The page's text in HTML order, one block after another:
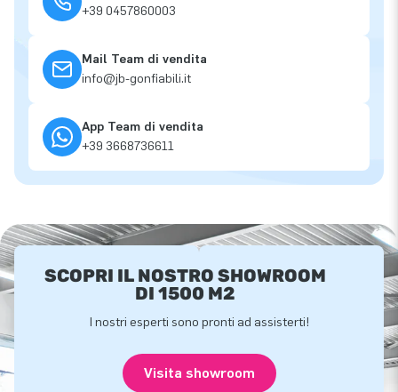
+39 0457860003
Mail Team di vendita
info@jb-gonfiabili.it
App Team di vendita
+39 3668736611
SCOPRI IL NOSTRO SHOWROOM
DI 1500 M2
I nostri esperti sono pronti ad assisterti!
Visita showroom